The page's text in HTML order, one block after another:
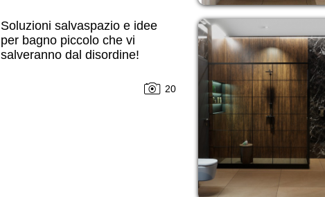
Soluzioni salvaspazio e idee
per bagno piccolo che vi
salveranno dal disordine!
20